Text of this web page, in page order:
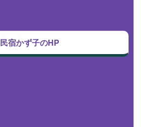
民宿かず子のHP